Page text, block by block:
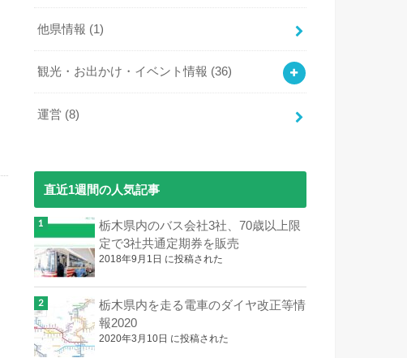
他県情報 (1)
観光・お出かけ・イベント情報 (36)
運営 (8)
直近1週間の人気記事
栃木県内のバス会社3社、70歳以上限
定で3社共通定期券を販売
2018年9月1日 に投稿された
栃木県内を走る電車のダイヤ改正等情
報2020
2020年3月10日 に投稿された